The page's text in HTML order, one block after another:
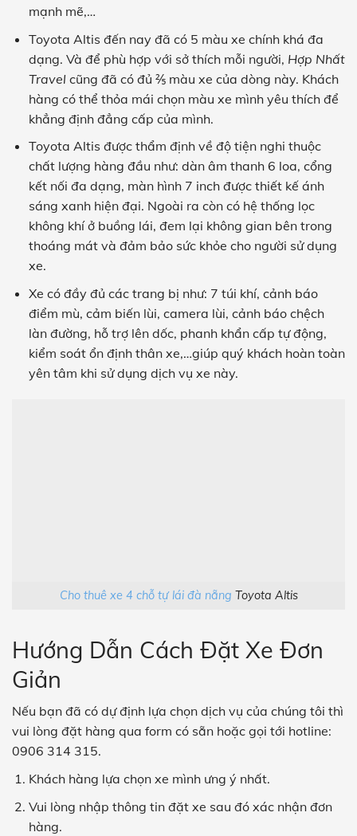
mạnh mẽ,…
Toyota Altis đến nay đã có 5 màu xe chính khá đa
dạng. Và để phù hợp với sở thích mỗi người, Hợp Nhất
Travelcũng đã có đủ ⅖ màu xe của dòng này. Khách
hàng có thể thỏa mái chọn màu xe mình yêu thích để
khẳng định đẳng cấp của mình.
Toyota Altis được thẩm định về độ tiện nghi thuộc
chất lượng hàng đầu như: dàn âm thanh 6 loa, cổng
kết nối đa dạng, màn hình 7 inch được thiết kế ánh
sáng xanh hiện đại. Ngoài ra còn có hệ thống lọc
không khí ở buồng lái, đem lại không gian bên trong
thoáng mát và đảm bảo sức khỏe cho người sử dụng
xe.
Xe có đầy đủ các trang bị như: 7 túi khí, cảnh báo
điểm mù, cảm biến lùi, camera lùi, cảnh báo chệch
làn đường, hỗ trợ lên dốc, phanh khẩn cấp tự động,
kiểm soát ổn định thân xe,…giúp quý khách hoàn toàn
yên tâm khi sử dụng dịch vụ xe này.
Cho thuê xe 4 chỗ tự lái đà nẵng Toyota Altis
Hướng Dẫn Cách Đặt Xe Đơn
Giản
Nếu bạn đã có dự định lựa chọn dịch vụ của chúng tôi thì
vui lòng đặt hàng qua form có sẵn hoặc gọi tới hotline:
0906 314 315.
Khách hàng lựa chọn xe mình ưng ý nhất.
Vui lòng nhập thông tin đặt xe sau đó xác nhận đơn
hàng.